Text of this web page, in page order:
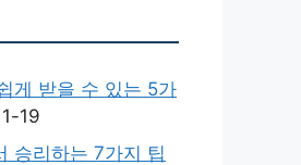
게 받을 수 있는 5가
19
승리하는 7가지 팁